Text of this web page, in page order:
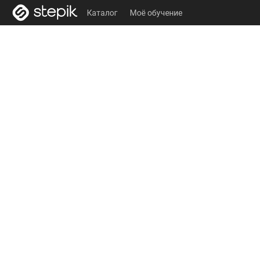
Каталог Моё обучение